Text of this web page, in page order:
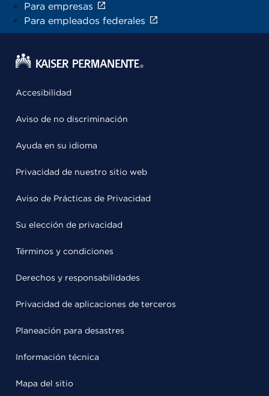
Para empresas
Para empleados federales
Accesibilidad
Aviso de no discriminación
Ayuda en su idioma
Privacidad de nuestro sitio web
Aviso de Prácticas de Privacidad
Su elección de privacidad
Términos y condiciones
Derechos y responsabilidades
Privacidad de aplicaciones de terceros
Planeación para desastres
Información técnica
Mapa del sitio